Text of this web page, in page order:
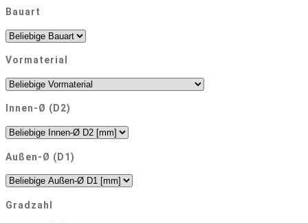
Bauart
Vormaterial
Innen-Ø (D2)
Außen-Ø (D1)
Gradzahl